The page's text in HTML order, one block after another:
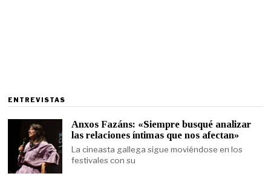
ENTREVISTAS
Anxos Fazáns: «Siempre busqué analizar
las relaciones íntimas que nos afectan»
La cineasta gallega sigue moviéndose en los
festivales con su